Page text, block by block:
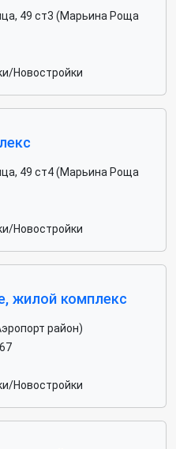
49 ст3 (Марьина Роща
Новостройки
49 ст4 (Марьина Роща
Новостройки
жилой комплекс
район)
Новостройки